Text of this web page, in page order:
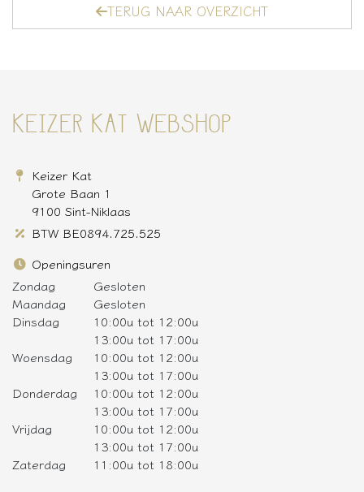
TERUG NAAR OVERZICHT
KEIZER KAT WEBSHOP
Keizer Kat
Grote Baan 1
9100 Sint-Niklaas
BTW BE0894.725.525
Openingsuren
Zondag
Gesloten
Maandag
Gesloten
Dinsdag
10:00u tot 12:00u
13:00u tot 17:00u
Woensdag
10:00u tot 12:00u
13:00u tot 17:00u
Donderdag
10:00u tot 12:00u
13:00u tot 17:00u
Vrijdag
10:00u tot 12:00u
13:00u tot 17:00u
Zaterdag
11:00u tot 18:00u